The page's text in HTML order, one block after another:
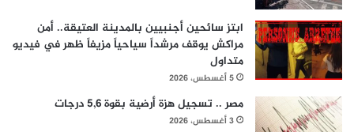
ابتز سائحين أجنبيين بالمدينة العتيقة.. أمن
مراكش يوقف مرشداً سياحياً مزيفاً ظهر في فيديو
متداول
5 أغسطس، 2026
مصر .. تسجيل هزة أرضية بقوة 5,6 درجات
3 أغسطس، 2026